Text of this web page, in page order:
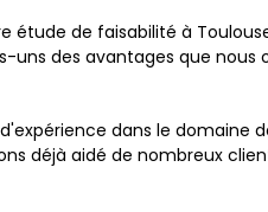
étude de faisabilité à
uns des avantages que nous
dans le
déjà aidé de nombreux